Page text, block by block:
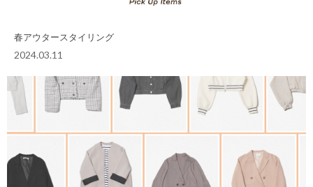
春アウタースタイリング
2024.03.11